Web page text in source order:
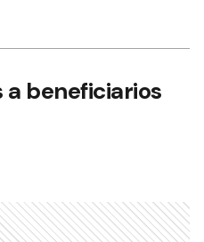
beneficiarios